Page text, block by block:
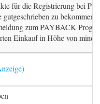
für die Registrierung bei
zu bekommen,
zum PAYBACK
Einkauf in Höhe von